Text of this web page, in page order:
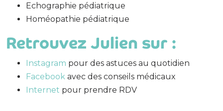
Echographie pédiatrique
Homéopathie pédiatrique
Retrouvez Julien sur :
Instagram pour des astuces au quotidien
Facebook avec des conseils médicaux
Internet pour prendre RDV